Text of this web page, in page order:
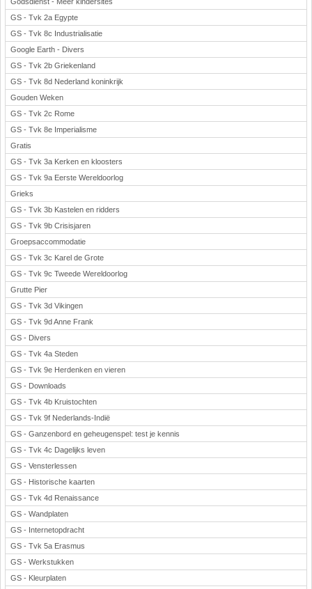
GS - Tvk 2a Egypte
GS - Tvk 8c Industrialisatie
Google Earth - Divers
GS - Tvk 2b Griekenland
GS - Tvk 8d Nederland koninkrijk
Gouden Weken
GS - Tvk 2c Rome
GS - Tvk 8e Imperialisme
Gratis
GS - Tvk 3a Kerken en kloosters
GS - Tvk 9a Eerste Wereldoorlog
Grieks
GS - Tvk 3b Kastelen en ridders
GS - Tvk 9b Crisisjaren
Groepsaccommodatie
GS - Tvk 3c Karel de Grote
GS - Tvk 9c Tweede Wereldoorlog
Grutte Pier
GS - Tvk 3d Vikingen
GS - Tvk 9d Anne Frank
GS - Divers
GS - Tvk 4a Steden
GS - Tvk 9e Herdenken en vieren
GS - Downloads
GS - Tvk 4b Kruistochten
GS - Tvk 9f Nederlands-Indië
GS - Ganzenbord en geheugenspel: test je kennis
GS - Tvk 4c Dagelijks leven
GS - Vensterlessen
GS - Historische kaarten
GS - Tvk 4d Renaissance
GS - Wandplaten
GS - Internetopdracht
GS - Tvk 5a Erasmus
GS - Werkstukken
GS - Kleurplaten